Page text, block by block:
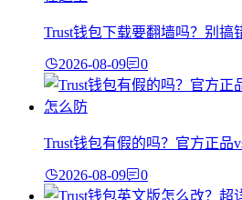
Trust钱包下载要翻墙吗？别搞
2026-08-09 0
Trust钱包有假的吗？官方正品
2026-08-09 0